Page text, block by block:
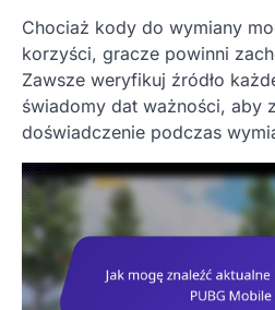
Chociaż kody do wymiany
korzyści, gracze powinni
Zawsze weryfikuj źródło
świadomy dat ważności, aby
doświadczenie podczas